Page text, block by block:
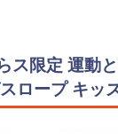
ス限定 運動
ロープ キッ